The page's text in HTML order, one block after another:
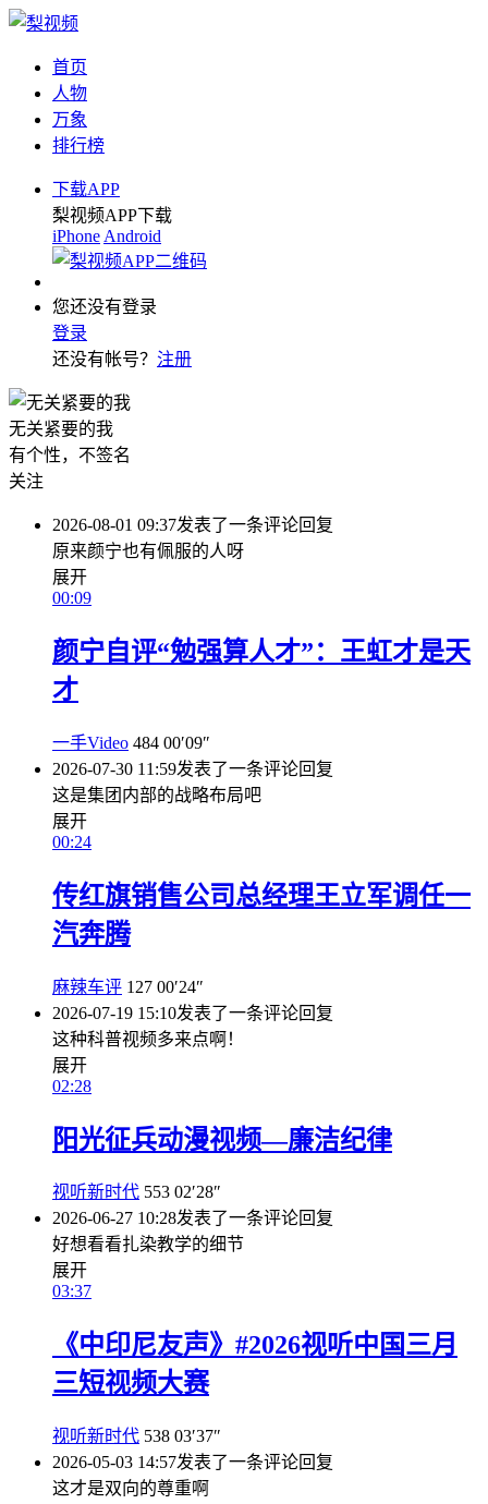
首页
人物
万象
排行榜
下载APP
梨视频APP下载
iPhone Android
您还没有登录
登录
还没有帐号？ 注册
无关紧要的我
有个性，不签名
关注
2026-08-01 09:37发表了一条评论回复
原来颜宁也有佩服的人呀
展开
00:09
颜宁自评“勉强算人才”：王虹才是天
才
一手Video 484 00′09″
2026-07-30 11:59发表了一条评论回复
这是集团内部的战略布局吧
展开
00:24
传红旗销售公司总经理王立军调任一
汽奔腾
麻辣车评 127 00′24″
2026-07-19 15:10发表了一条评论回复
这种科普视频多来点啊！
展开
02:28
阳光征兵动漫视频—廉洁纪律
视听新时代 553 02′28″
2026-06-27 10:28发表了一条评论回复
好想看看扎染教学的细节
展开
03:37
《中印尼友声》#2026视听中国三月
三短视频大赛
视听新时代 538 03′37″
2026-05-03 14:57发表了一条评论回复
这才是双向的尊重啊